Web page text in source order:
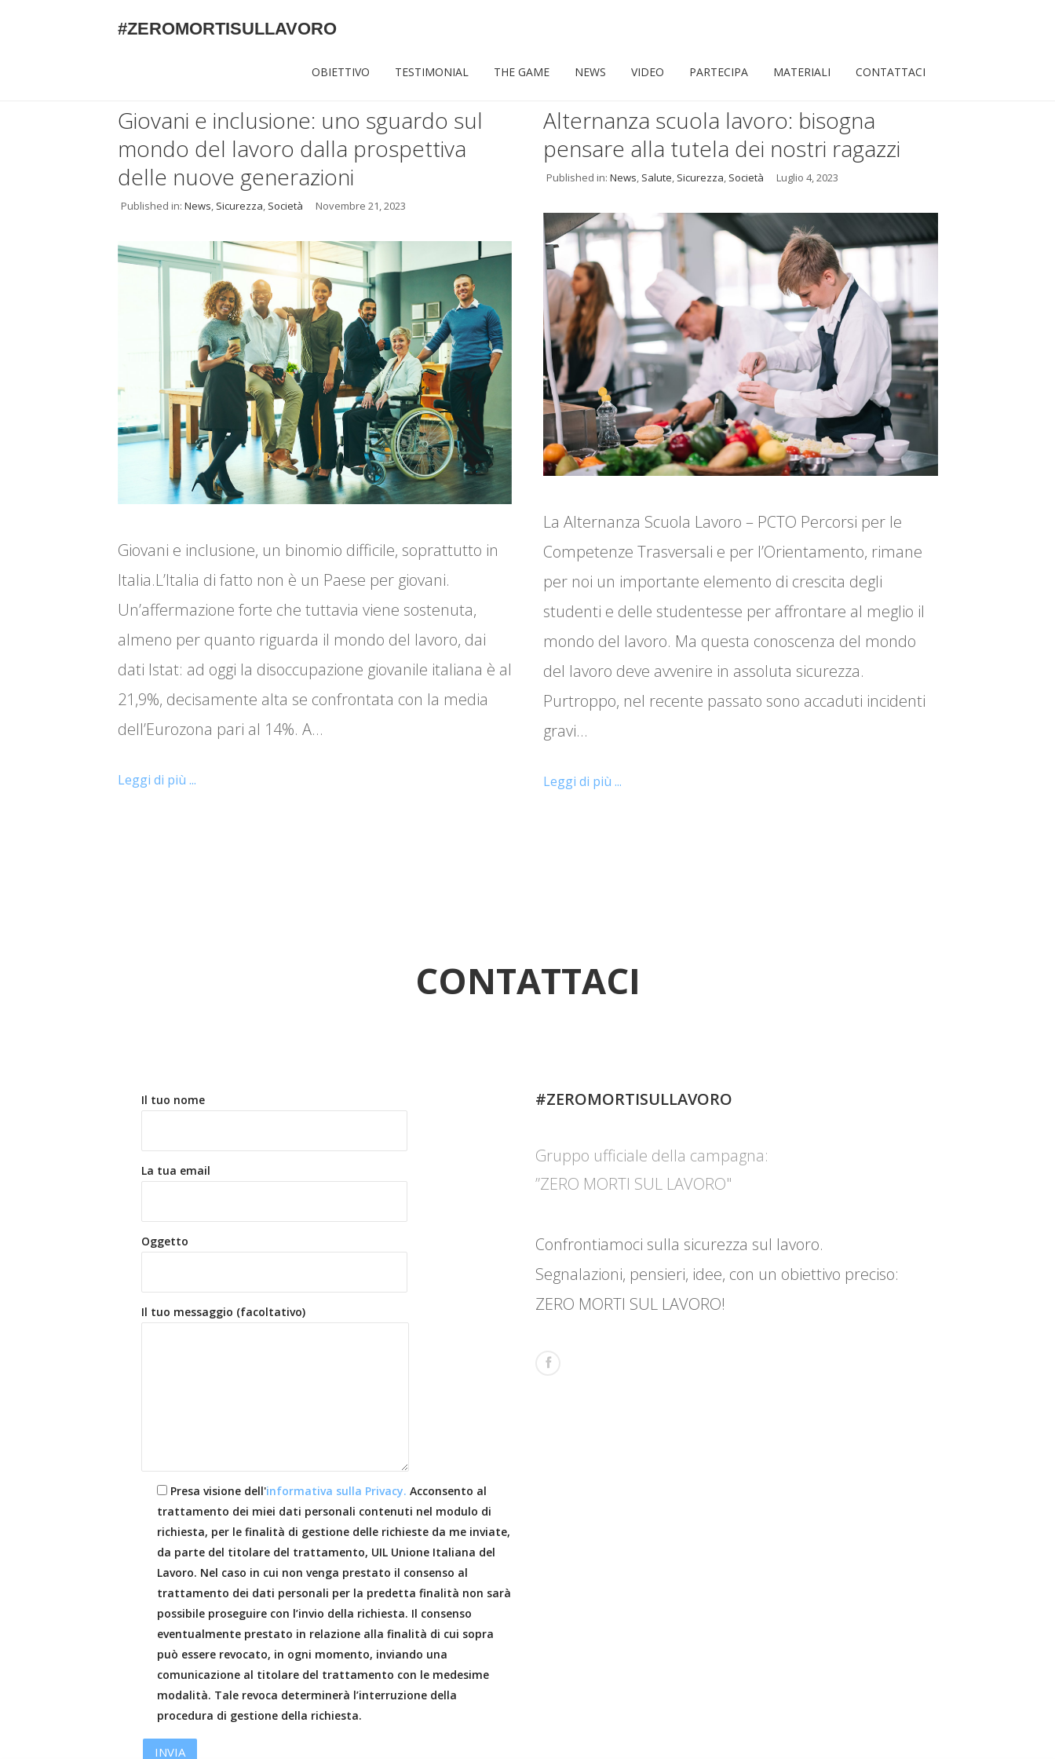
#ZEROMORTISULLAVORO
OBIETTIVO TESTIMONIAL THE GAME NEWS VIDEO PARTECIPA MATERIALI CONTATTACI
Giovani e inclusione: uno sguardo sul
mondo del lavoro dalla prospettiva
delle nuove generazioni
Published in: News, Sicurezza, Società Novembre 21, 2023
Giovani e inclusione, un binomio difficile, soprattutto in
Italia.L’Italia di fatto non è un Paese per giovani.
Un’affermazione forte che tuttavia viene sostenuta,
almeno per quanto riguarda il mondo del lavoro, dai
dati Istat: ad oggi la disoccupazione giovanile italiana è al
21,9%, decisamente alta se confrontata con la media
dell’Eurozona pari al 14%. A…
Leggi di più ...
Alternanza scuola lavoro: bisogna
pensare alla tutela dei nostri ragazzi
Published in: News, Salute, Sicurezza, Società Luglio 4, 2023
La Alternanza Scuola Lavoro – PCTO Percorsi per le
Competenze Trasversali e per l’Orientamento, rimane
per noi un importante elemento di crescita degli
studenti e delle studentesse per affrontare al meglio il
mondo del lavoro. Ma questa conoscenza del mondo
del lavoro deve avvenire in assoluta sicurezza.
Purtroppo, nel recente passato sono accaduti incidenti
gravi…
Leggi di più ...
CONTATTACI
Il tuo nome
La tua email
Oggetto
Il tuo messaggio (facoltativo)
Presa visione dell'informativa sulla Privacy. Acconsento al
trattamento dei miei dati personali contenuti nel modulo di
richiesta, per le finalità di gestione delle richieste da me inviate,
da parte del titolare del trattamento, UIL Unione Italiana del
Lavoro. Nel caso in cui non venga prestato il consenso al
trattamento dei dati personali per la predetta finalità non sarà
possibile proseguire con l’invio della richiesta. Il consenso
eventualmente prestato in relazione alla finalità di cui sopra
può essere revocato, in ogni momento, inviando una
comunicazione al titolare del trattamento con le medesime
modalità. Tale revoca determinerà l’interruzione della
procedura di gestione della richiesta.
#ZEROMORTISULLAVORO
Gruppo ufficiale della campagna:
”ZERO MORTI SUL LAVORO"
Confrontiamoci sulla sicurezza sul lavoro.
Segnalazioni, pensieri, idee, con un obiettivo preciso:
ZERO MORTI SUL LAVORO!